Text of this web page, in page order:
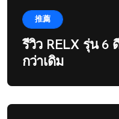
推薦
รีวิว RELX รุ่น 6
กว่าเดิม